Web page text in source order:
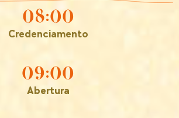
08:00
Credenciamento
09:00
Abertura